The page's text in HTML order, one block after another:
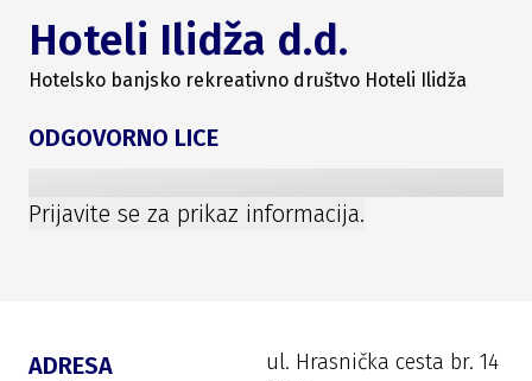
Hoteli Ilidža d.d.
Hotelsko banjsko rekreativno društvo Hoteli Ilidža
ODGOVORNO LICE
Prijavite se za prikaz informacija.
ADRESA ul. Hrasnička cesta br. 14